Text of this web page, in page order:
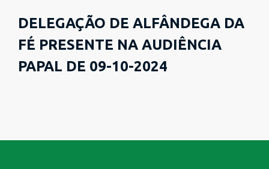
DELEGAÇÃO DE ALFÂNDEGA DA
FÉ PRESENTE NA AUDIÊNCIA
PAPAL DE 09-10-2024